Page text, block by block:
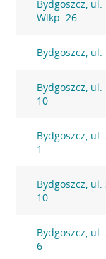
Bydgoszcz,
Wlkp. 26
Bydgoszcz, ul.
Bydgoszcz,
10
Bydgoszcz,
1
Bydgoszcz,
10
Bydgoszcz,
6